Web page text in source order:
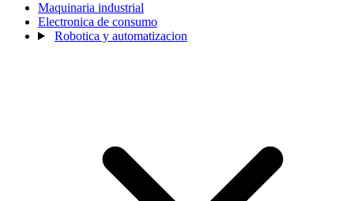
Maquinaria industrial
Electronica de consumo
Robotica y automatizacion